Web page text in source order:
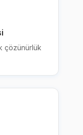
çözünürlük